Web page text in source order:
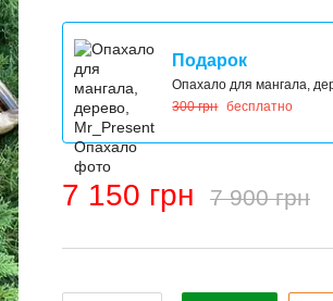
Подарок
Опахало для мангала,
300 грн бесплатно
7 150 грн 7 900 грн